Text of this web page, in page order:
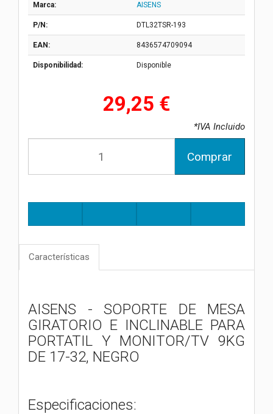
Marca: AISENS
P/N: DTL32TSR-193
EAN: 8436574709094
Disponibilidad: Disponible
29,25 €
*IVA Incluido
Comprar
Características
AISENS - SOPORTE DE MESA
GIRATORIO E INCLINABLE PARA
PORTATIL Y MONITOR/TV 9KG
DE 17-32, NEGRO
Especificaciones: